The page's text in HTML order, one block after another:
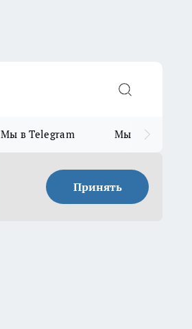
Мы в Telegram Мы в MAX
Принять